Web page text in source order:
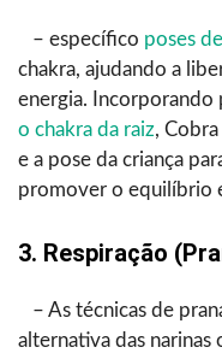
– específico poses
chakra, ajudando a
energia. Incorporando
o chakra da raiz,
e a pose da criança
promover o equilíbrio
3. Respiração
– As técnicas de
alternativa das narinas